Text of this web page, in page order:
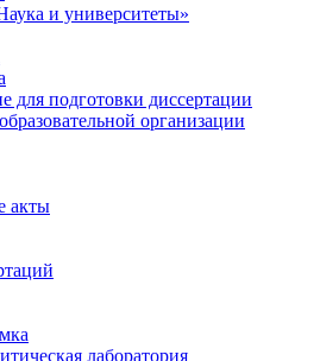
и университеты»
для подготовки диссертации
организации
акты
лаборатория